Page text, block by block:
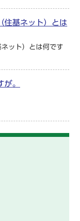
住基ネット）とは
ット）とは何です
。